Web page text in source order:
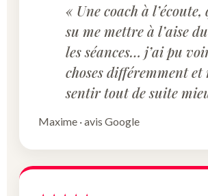
« Une coach à l’écoute,
su me mettre à l’aise
les séances… j’ai pu
choses différemment et
sentir tout de suite
Maxime · avis Google